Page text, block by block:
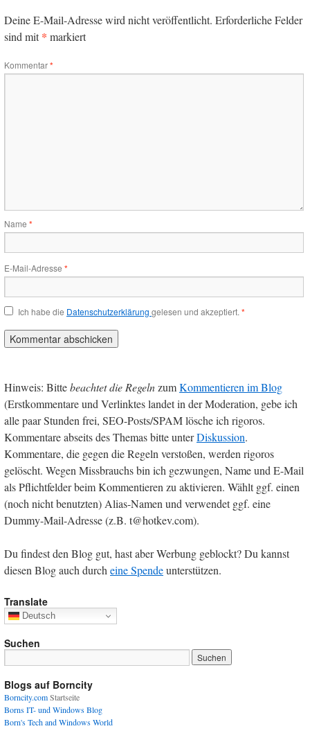
Deine E-Mail-Adresse wird nicht veröffentlicht. Erforderliche Felder
sind mit* markiert
Kommentar*
Name *
E-Mail-Adresse *
Ich habe die Datenschutzerklärung gelesen und akzeptiert. *
Hinweis: Bittebeachtet die RegelnzumKommentieren im Blog
(Erstkommentare und Verlinktes landet in der Moderation, gebe ich
alle paar Stunden frei, SEO-Posts/SPAM lösche ich rigoros.
Kommentare abseits des Themas bitte unterDiskussion.
Kommentare, die gegen die Regeln verstoßen, werden rigoros
gelöscht. Wegen Missbrauchs bin ich gezwungen, Name und E-Mail
als Pflichtfelder beim Kommentieren zu aktivieren. Wählt ggf. einen
(noch nicht benutzten) Alias-Namen und verwendet ggf. eine
Dummy-Mail-Adresse (z.B. t@hotkev.com).
Du findest den Blog gut, hast aber Werbung geblockt? Du kannst
diesen Blog auch durch eine Spendeunterstützen.
Translate
Deutsch
Suchen
Blogs auf Borncity
Borncity.comStartseite
Borns IT- und Windows Blog
Born's Tech and Windows World